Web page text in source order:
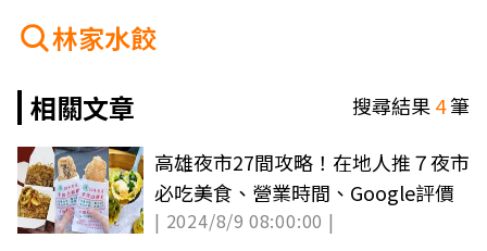
林家水餃
相關文章
搜尋結果4筆
高雄夜市27間攻略！在地人推７夜市
必吃美食、營業時間、Google評價
| 2024/8/9 08:00:00 |